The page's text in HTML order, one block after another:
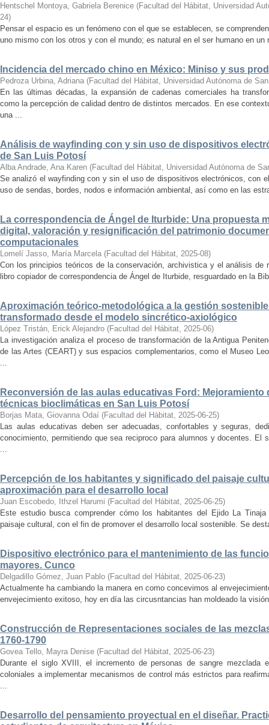
Hentschel Montoya, Gabriela Berenice (Facultad del Hábitat, Universidad
24)
Pensar el espacio es un fenómeno con el que se establecen, se
uno mismo con los otros y con el mundo; es natural en el ser humano en
Incidencia del mercado chino en México: Miniso y sus
Pedroza Urbina, Adriana (Facultad del Hábitat, Universidad Autónoma de
En las últimas décadas, la expansión de cadenas comerciales ha
como la percepción de calidad dentro de distintos mercados. En ese
una ...
Análisis de wayfinding con y sin uso de dispositivos
de San Luis Potosí
Alba Andrade, Ana Karen (Facultad del Hábitat, Universidad Autónoma de
Se analizó el wayfinding con y sin el uso de dispositivos electrónicos, con
uso de sendas, bordes, nodos e información ambiental, así como en las
La correspondencia de Ángel de Iturbide: Una propuesta
digital, valoración y resignificación del patrimonio
computacionales
Lomelí Jasso, María Marcela (Facultad del Hábitat, 2025-08)
Con los principios teóricos de la conservación, archivistica y el análisis de
libro copiador de correspondencia de Ángel de Iturbide, resguardado en la
Aproximación teórico-metodológica a la gestión
transformado desde el modelo sincrético-axiológico
López Tristán, Erick Alejandro (Facultad del Hábitat, 2025-06)
La investigación analiza el proceso de transformación de la Antigua
de las Artes (CEART) y sus espacios complementarios, como el Museo
...
Reconversión de las aulas educativas Ford:
técnicas bioclimáticas en San Luis Potosí
Borjas Mata, Giovanna Odaí (Facultad del Hábitat, 2025-06-25)
Las aulas educativas deben ser adecuadas, confortables y seguras,
conocimiento, permitiendo que sea reciproco para alumnos y docentes. El
...
Percepción de los habitantes y significado del paisaje
aproximación para el desarrollo local
Juan Escobedo, Ithzel Harumi (Facultad del Hábitat, 2025-06-25)
Este estudio busca comprender cómo los habitantes del Ejido La
paisaje cultural, con el fin de promover el desarrollo local sostenible. Se
Dispositivo electrónico para el mantenimiento de las
mayores. Cunco
Delgadillo Gómez, Juan Pablo (Facultad del Hábitat, 2025-06-23)
Actualmente ha cambiando la manera en como concevimos al
envejecimiento exitoso, hoy en día las circusntancias han moldeado la
Construcción de Representaciones sociales de las
1760-1790
Govea Tello, Mayra Denise (Facultad del Hábitat, 2025-06-23)
Durante el siglo XVIII, el incremento de personas de sangre
coloniales a implementar mecanismos de control más estrictos para
...
Desarrollo del pensamiento proyectual en el diseñar.